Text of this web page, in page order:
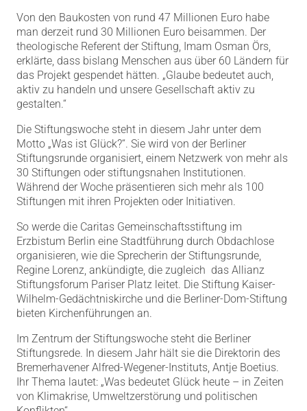
Von den Baukosten von rund 47 Millionen Euro habe
man derzeit rund 30 Millionen Euro beisammen. Der
theologische Referent der Stiftung, Imam Osman Örs,
erklärte, dass bislang Menschen aus über 60 Ländern für
das Projekt gespendet hätten. „Glaube bedeutet auch,
aktiv zu handeln und unsere Gesellschaft aktiv zu
gestalten.“
Die Stiftungswoche steht in diesem Jahr unter dem
Motto „Was ist Glück?“. Sie wird von der Berliner
Stiftungsrunde organisiert, einem Netzwerk von mehr als
30 Stiftungen oder stiftungsnahen Institutionen.
Während der Woche präsentieren sich mehr als 100
Stiftungen mit ihren Projekten oder Initiativen.
So werde die Caritas Gemeinschaftsstiftung im
Erzbistum Berlin eine Stadtführung durch Obdachlose
organisieren, wie die Sprecherin der Stiftungsrunde,
Regine Lorenz, ankündigte, die zugleich das Allianz
Stiftungsforum Pariser Platz leitet. Die Stiftung Kaiser-
Wilhelm-Gedächtniskirche und die Berliner-Dom-Stiftung
bieten Kirchenführungen an.
Im Zentrum der Stiftungswoche steht die Berliner
Stiftungsrede. In diesem Jahr hält sie die Direktorin des
Bremerhavener Alfred-Wegener-Instituts, Antje Boetius.
Ihr Thema lautet: „Was bedeutet Glück heute – in Zeiten
von Klimakrise, Umweltzerstörung und politischen